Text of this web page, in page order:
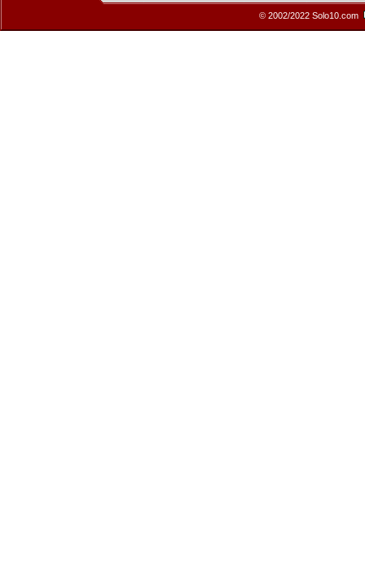
© 2002/2022 Solo10.com